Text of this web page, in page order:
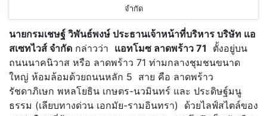
จำกัด
นายกรมเชษฐ์ วิพันธ์พงษ์ ประธานเจ้าหน้าที่บริหาร บริษัท แอ
สเซทไวส์ จำกัด กล่าวว่า แอทโมซ ลาดพร้าว 71 ตั้งอยู่บน
ถนนนาคนิวาส หรือ ลาดพร้าว 71 ท่ามกลางชุมชนขนาด
ใหญ่ ห้อมล้อมด้วยถนนหลัก 5 สาย คือ ลาดพร้าว
รัชดาภิเษก พหลโยธิน เกษตร-นวมินทร์ และ ประดิษฐ์มนู
ธรรม (เลียบทางด่วน เอกมัย-รามอินทรา) ด้วยไลฟ์สไตล์ของ